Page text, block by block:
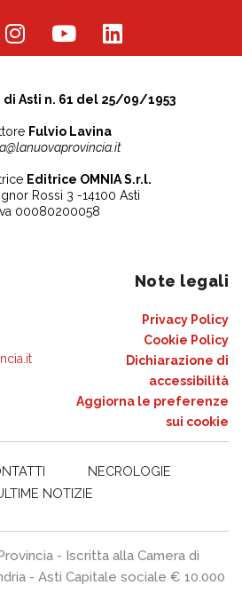
Asti n. 61 del 25/09/1953
Fulvio Lavina
Editrice OMNIA S.r.l.
Rossi 3 -14100 Asti
00080200058
Note legali
Privacy Policy
Cookie Policy
Dichiarazione di
accessibilità
Aggiorna le preferenze
sui cookie
NECROLOGIE
NOTIZIE
- Iscritta alla Camera di
- Asti Capitale sociale € 10.000